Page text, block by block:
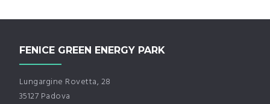
FENICE GREEN ENERGY PARK
Lungargine Rovetta, 28
35127 Padova